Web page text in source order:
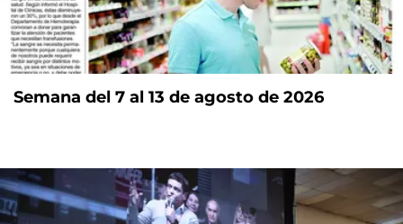
Semana del 7 al 13 de agosto de 2026